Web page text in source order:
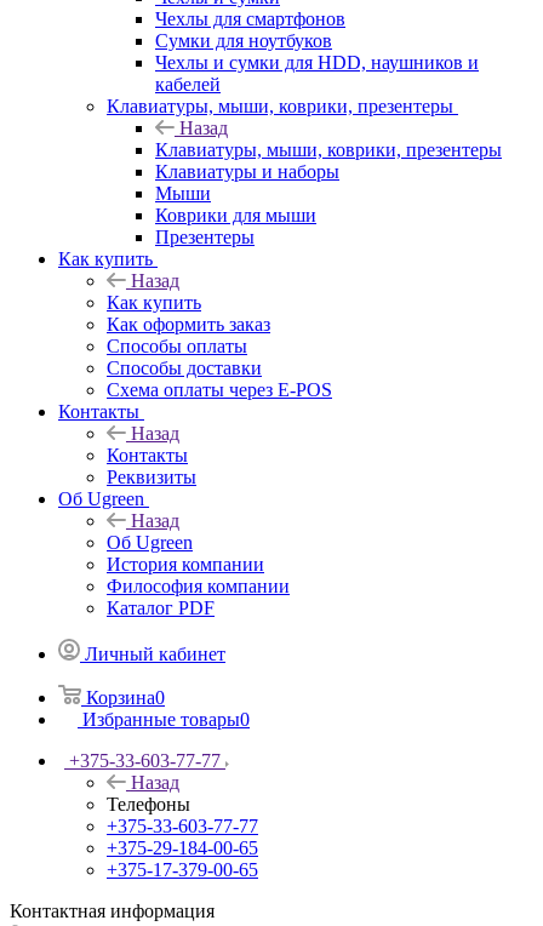
Чехлы для смартфонов
Сумки для ноутбуков
Чехлы и сумки для HDD, наушников и
кабелей
Клавиатуры, мыши, коврики, презентеры
Назад
Клавиатуры, мыши, коврики, презентеры
Клавиатуры и наборы
Мыши
Коврики для мыши
Презентеры
Как купить
Назад
Как купить
Как оформить заказ
Способы оплаты
Способы доставки
Схема оплаты через E-POS
Контакты
Назад
Контакты
Реквизиты
Об Ugreen
Назад
Об Ugreen
История компании
Философия компании
Каталог PDF
Личный кабинет
Корзина0
Избранные товары0
+375-33-603-77-77
Назад
Телефоны
+375-33-603-77-77
+375-29-184-00-65
+375-17-379-00-65
Контактная информация